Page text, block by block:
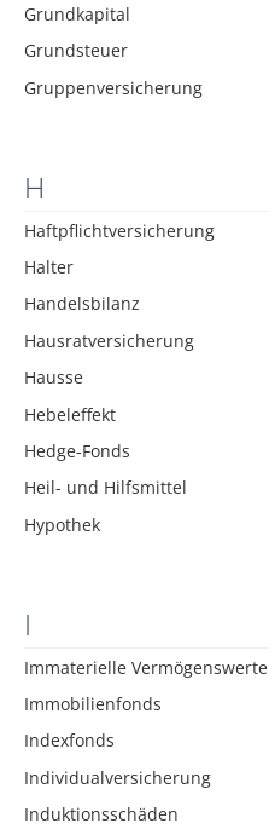
Grundkapital
Grundsteuer
Gruppenversicherung
H
Haftpflichtversicherung
Halter
Handelsbilanz
Hausratversicherung
Hausse
Hebeleffekt
Hedge-Fonds
Heil- und Hilfsmittel
Hypothek
I
Immaterielle Vermögenswerte
Immobilienfonds
Indexfonds
Individualversicherung
Induktionsschäden